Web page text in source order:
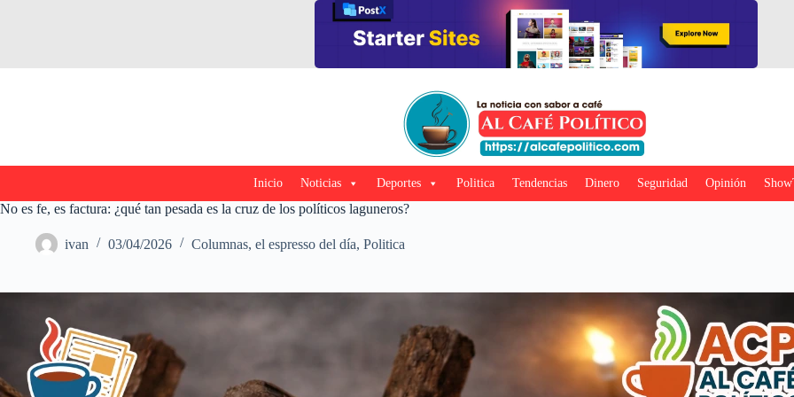
Inicio Noticias Deportes Politica Tendencias Dinero Seguridad Opinión
No es fe, es factura: ¿qué tan pesada es la cruz de los políticos laguneros?
ivan 03/04/2026 Columnas, el espresso del día, Politica